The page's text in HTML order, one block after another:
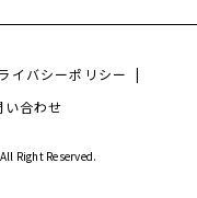
イバシーポリシー |
い合わせ
Right Reserved.